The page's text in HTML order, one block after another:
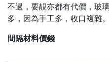
不過，要靚亦都有代價，玻
多，因為手工多，收口複雜。
間隔材料價錢